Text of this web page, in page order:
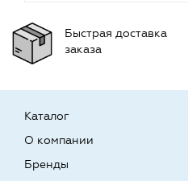
Быстрая доставка
заказа
Каталог
О компании
Бренды